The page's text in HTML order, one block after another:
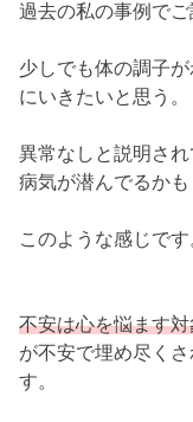
過去の私の事例でご
少しでも体の調子
にいきたいと思う。
異常なしと説明さ
病気が潜んでるかも
このような感じです
不安は心を悩ます
が不安で埋め尽く
す。